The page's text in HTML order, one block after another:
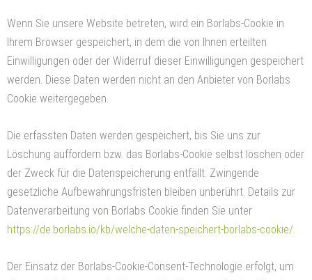
Wenn Sie unsere Website betreten, wird ein Borlabs-Cookie in
Ihrem Browser gespeichert, in dem die von Ihnen erteilten
Einwilligungen oder der Widerruf dieser Einwilligungen gespeichert
werden. Diese Daten werden nicht an den Anbieter von Borlabs
Cookie weitergegeben.
Die erfassten Daten werden gespeichert, bis Sie uns zur
Löschung auffordern bzw. das Borlabs-Cookie selbst löschen oder
der Zweck für die Datenspeicherung entfällt. Zwingende
gesetzliche Aufbewahrungsfristen bleiben unberührt. Details zur
Datenverarbeitung von Borlabs Cookie finden Sie unter
https://de.borlabs.io/kb/welche-daten-speichert-borlabs-cookie/.
Der Einsatz der Borlabs-Cookie-Consent-Technologie erfolgt, um